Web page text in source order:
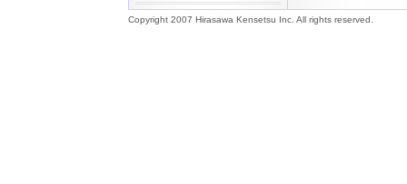
Copyright 2007 Hirasawa Kensetsu Inc. All rights reserved.